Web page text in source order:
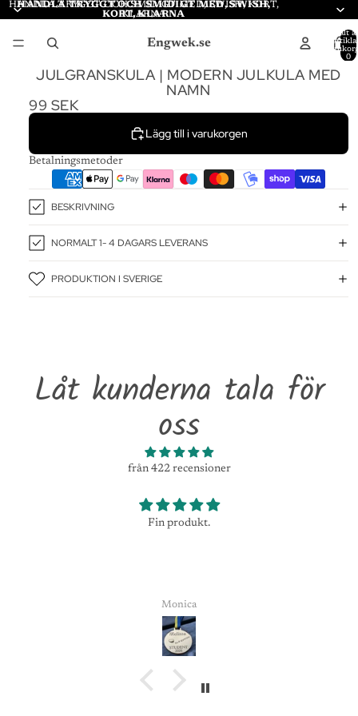
HANDLA TRYGGT OCH SMIDIGT MED, SWISH,
KORT, KLARNA
HANDLA TRYGGT OCH SMIDIGT MED, SWISH, KORT,
KLARNA
Engwek.se
Totalt
0
JULGRANSKULA | MODERN JULKULA MED
NAMN
99 SEK
Lägg till i varukorgen
Betalningsmetoder
BESKRIVNING
NORMALT 1- 4 DAGARS LEVERANS
PRODUKTION I SVERIGE
Låt kunderna tala för
oss
från 422 recensioner
Fin produkt.
Monica